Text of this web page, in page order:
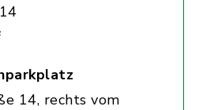
14, rechts vom